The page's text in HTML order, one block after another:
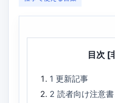
目次 [
1更新記事
2読者向け注意